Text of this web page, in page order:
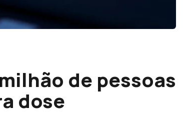
de pessoas
dose